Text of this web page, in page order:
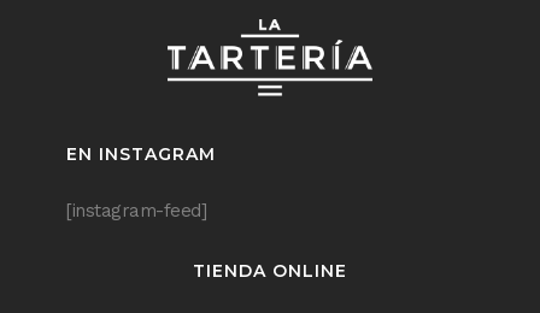
EN INSTAGRAM
[instagram-feed]
TIENDA ONLINE